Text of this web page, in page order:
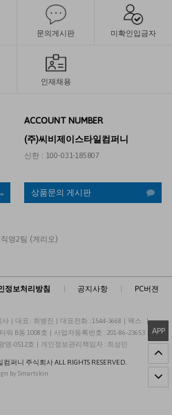
APP
문의게시판 미확인입금자
인재채용
ACCOUNT NUMBER
(주)씨비제이스타일컴퍼니
신한 : 100-031-185807
상품문의 게시판
영2팀 (게리오)
정보처리방침 공지사항 PC버젼
사 | 대표 : 최병진 | 대표전화 : 1544-3668 | 팩스 :
|
워 B동 1008호 | 사업자등록번호 : 201-86-23653
명-0512호 | 개인정보관리책임자 : 최성민
컴퍼니 주식회사ALL RIGHTS RESERVED.